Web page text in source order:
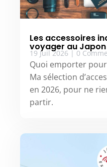
Les accessoires
voyager au Japon
19 Juil 2026 | 0
Quoi emporter pour
Ma sélection
en 2026, pour ne
partir.